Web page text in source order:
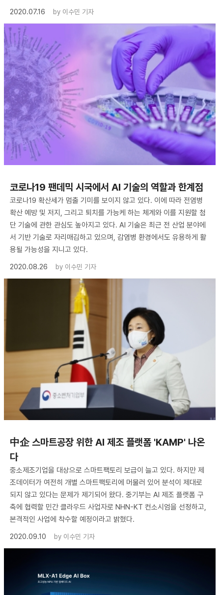
2020.07.16
by 이수민 기자
코로나19 팬데믹 시국에서 AI 기술의 역할과 한계점
코로나19 확산세가 멈출 기미를 보이지 않고 있다. 이에 따라 전염병
확산 예방 및 저지, 그리고 퇴치를 가능케 하는 체계와 이를 지원할 첨
단 기술에 관한 관심도 높아지고 있다. AI 기술은 최근 전 산업 분야에
서 기반 기술로 자리매김하고 있으며, 감염병 환경에서도 유용하게 활
용될 가능성을 지니고 있다.
2020.08.26
by 이수민 기자
中企 스마트공장 위한 AI 제조 플랫폼 'KAMP' 나온
다
중소제조기업을 대상으로 스마트팩토리 보급이 늘고 있다. 하지만 제
조데이터가 여전히 개별 스마트팩토리에 머물러 있어 분석이 제대로
되지 않고 있다는 문제가 제기되어 왔다. 중기부는 AI 제조 플랫폼 구
축에 협력할 민간 클라우드 사업자로 NHN-KT 컨소시엄을 선정하고,
본격적인 사업에 착수할 예정이라고 밝혔다.
2020.09.10
by 이수민 기자